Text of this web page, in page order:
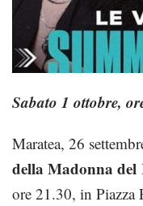
Sabato 1 ottobre,
Maratea, 26
della Madonna del
ore 21.30, in Piazza